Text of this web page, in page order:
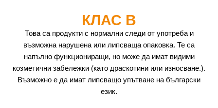
КЛАС B
Това са продукти с нормални следи от употреба и
възможна нарушена или липсваща опаковка. Те са
напълно функциониращи, но може да имат видими
козметични забележки (като драскотини или износване.).
Възможно е да имат липсващо упътване на български
език.